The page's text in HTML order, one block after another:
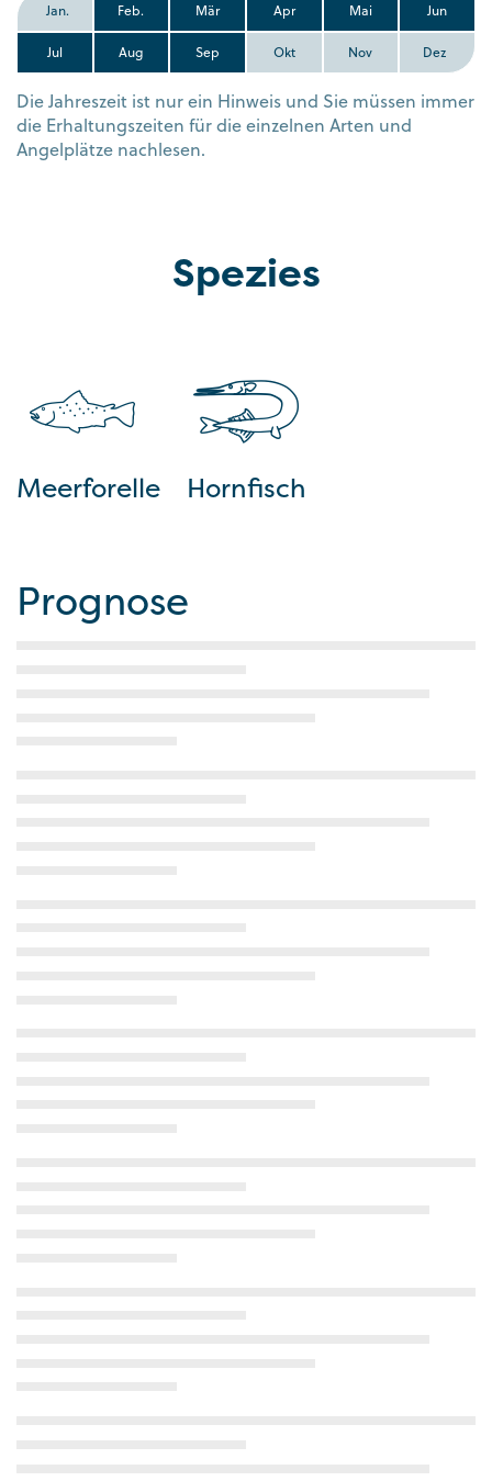
Jan. Feb. Mär Apr Mai Jun
Jul Aug Sep Okt Nov Dez
Die Jahreszeit ist nur ein Hinweis und Sie müssen immer
die Erhaltungszeiten für die einzelnen Arten und
Angelplätze nachlesen.
Spezies
Meerforelle Hornfisch
Prognose